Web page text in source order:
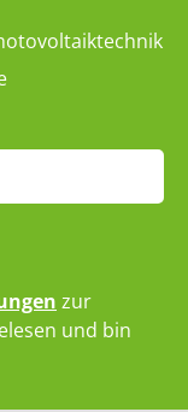
zur
und bin